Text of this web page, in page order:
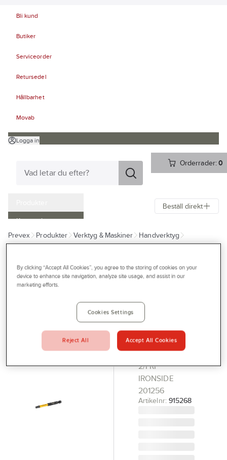
Bli kund
Butiker
Serviceorder
Retursedel
Hållbarhet
Movab
Logga in
Orderrader:0
Kampanjer
Outlet
Bli kund
Profilshop
Serviceverkstad
Företagsprofilering
Beställ direkt
Prevex Produkter Verktyg & Maskiner
Handverktyg
IRONSIDE
Ironside
2-pack
KRAFTBITS
TX30 X 75MM
2/FRP
IRONSIDE
201256
Artikelnr: 915268
By clicking “Accept All Cookies”, you agree to the storing of cookies on your
device to enhance site navigation, analyze site usage, and assist in our
marketing efforts.
Cookies Settings
Reject All Accept All Cookies